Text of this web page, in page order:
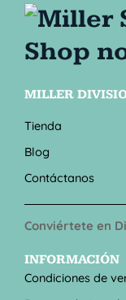
MILLER
Tienda
Blog
Contáctanos
Conviértete en
INFORMACIÓN
Condiciones de